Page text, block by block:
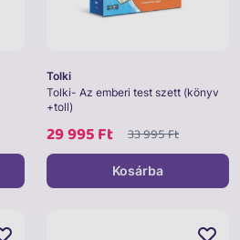
Tolki
Tolki- Az emberi test szett (könyv
+toll)
29 995 Ft 33 995 Ft
Kosárba